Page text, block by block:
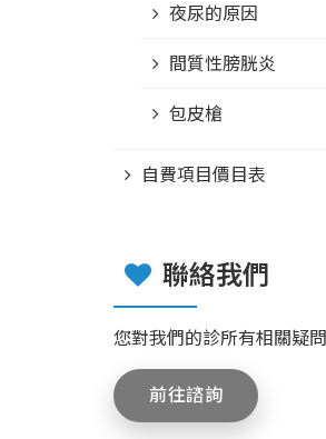
夜尿的原因
間質性膀胱炎
包皮槍
自費項目價目表
聯絡我們
您對我們的診所有相關疑
前往諮詢